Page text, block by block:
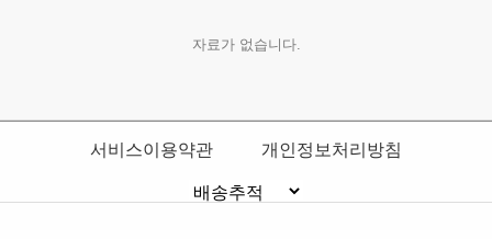
자료가 없습니다.
서비스이용약관 개인정보처리방침